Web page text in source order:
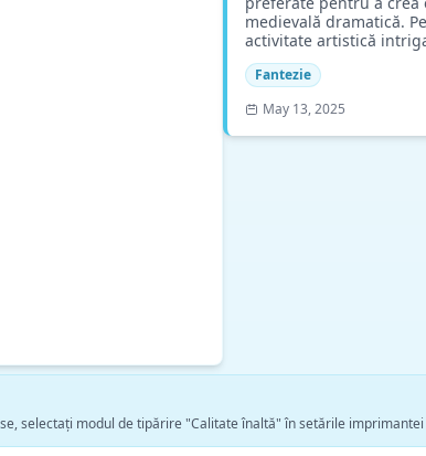
medievală dramatică.
activitate artistică
Fantezie
May 13, 2025
selectați modul de tipărire "Calitate înaltă" în setările